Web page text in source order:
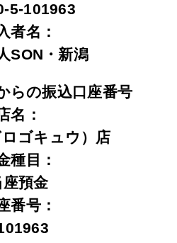
5-101963
者名：
SON・新潟
らの振込口座番号
名：
ゴキュウ）店
種目：
座預金
番号：